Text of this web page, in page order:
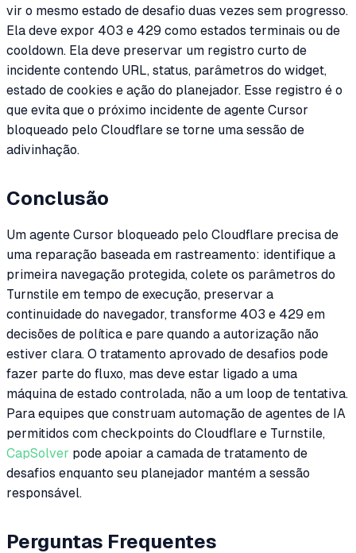
vir o mesmo estado de desafio duas vezes sem progresso.
Ela deve expor 403 e 429 como estados terminais ou de
cooldown. Ela deve preservar um registro curto de
incidente contendo URL, status, parâmetros do widget,
estado de cookies e ação do planejador. Esse registro é o
que evita que o próximo incidente de agente Cursor
bloqueado pelo Cloudflare se torne uma sessão de
adivinhação.
Conclusão
Um agente Cursor bloqueado pelo Cloudflare precisa de
uma reparação baseada em rastreamento: identifique a
primeira navegação protegida, colete os parâmetros do
Turnstile em tempo de execução, preservar a
continuidade do navegador, transforme 403 e 429 em
decisões de política e pare quando a autorização não
estiver clara. O tratamento aprovado de desafios pode
fazer parte do fluxo, mas deve estar ligado a uma
máquina de estado controlada, não a um loop de tentativa.
Para equipes que construam automação de agentes de IA
permitidos com checkpoints do Cloudflare e Turnstile,
CapSolver pode apoiar a camada de tratamento de
desafios enquanto seu planejador mantém a sessão
responsável.
Perguntas Frequentes